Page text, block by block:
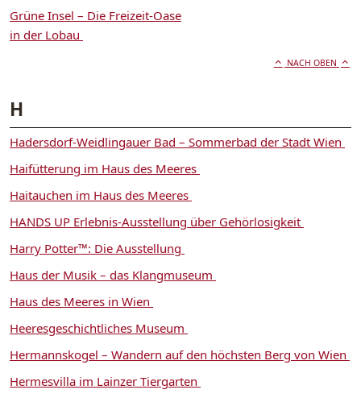
Grüne Insel – Die Freizeit-Oase
in der Lobau
NACH OBEN
H
Hadersdorf-Weidlingauer Bad – Sommerbad der Stadt Wien
Haifütterung im Haus des Meeres
Haitauchen im Haus des Meeres
HANDS UP Erlebnis-Ausstellung über Gehörlosigkeit
Harry Potter™: Die Ausstellung
Haus der Musik – das Klangmuseum
Haus des Meeres in Wien
Heeresgeschichtliches Museum
Hermannskogel – Wandern auf den höchsten Berg von Wien
Hermesvilla im Lainzer Tiergarten